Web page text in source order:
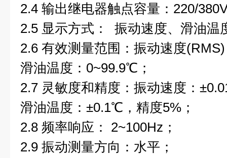
2.4 输出继电器触点容量： 220/
2.5 显示方式：
振动速度、滑油温
2.6 有效测量范围：振动速度(RMS)
滑油温度： 0~99.9℃；
2.7 灵敏度和精度： 振动速度：±
滑油温度：±0.1℃，精度5% ；
2.8 频率响应： 2~100Hz ；
2.9 振动测量方向：水平；